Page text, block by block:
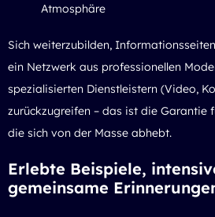
Atmosphäre
Sich weiterzubilden,
ein Netzwerk aus professionellen
spezialisierten Dienstleistern (Video,
zurückzugreifen – das ist die Garantie
die sich von der Masse abhebt.
Erlebte Beispiele,
gemeinsame